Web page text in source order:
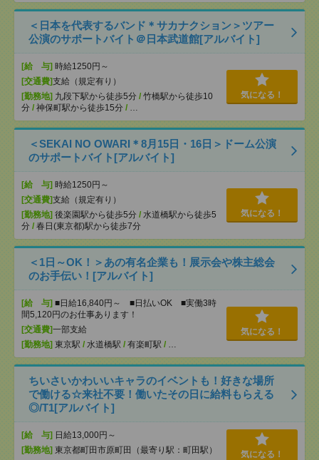
＜日本を代表するバンド＊サカナクション＞ツアー
公演のサポートバイト＠日本武道館[アルバイト]
[給 与] 時給1250円～
[交通費]支給（規定有り）
[勤務地] 九段下駅から徒歩5分 / 竹橋駅から徒歩10
分 / 神保町駅から徒歩15分 / …
気になる！
＜SEKAI NO OWARI＊8月15日・16日＞ドーム公演
のサポートバイト[アルバイト]
[給 与] 時給1250円～
[交通費]支給（規定有り）
[勤務地] 後楽園駅から徒歩5分 / 水道橋駅から徒歩5
分 / 春日(東京都)駅から徒歩7分
気になる！
＜1日～OK！＞あの有名企業も！展示会や株主総会
のお手伝い！[アルバイト]
[給 与] ■日給16,840円～ ■日払いOK ■実働3時
間5,120円のお仕事あります！
[交通費]一部支給
[勤務地] 東京駅 / 水道橋駅 / 有楽町駅 / …
気になる！
ちいさいかわいいキャラのイベントも！好きな場所
で働ける☆来社不要！働いたその日に給料もらえる
◎/T1[アルバイト]
[給 与] 日給13,000円～
[勤務地] 東京都町田市原町田（最寄り駅：町田駅） 気になる！